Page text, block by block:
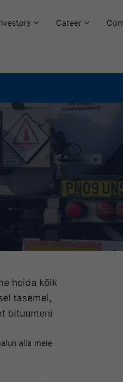
Career
hoida kõik
tasemel,
bituumeni
alla meie